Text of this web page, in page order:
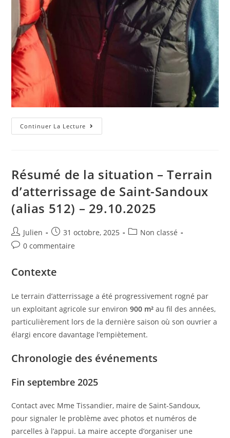
Continuer La Lecture 63
Vol
Résumé de la situation – Terrain
d’atterrissage de Saint-Sandoux
(alias 512) – 29.10.2025
Auteur/autrice
de
Julien
Post
published:
31 octobre, 2025
PostNon classé
Post0 commentaire
Contexte
Le terrain d’atterrissage a été progressivement rogné par
un exploitant agricole sur environ900 m² au fil des années,
particulièrement lors de la dernière saison où son ouvrier a
élargi encore davantage l’empiètement.
Chronologie des événements
Fin septembre 2025
Contact avec Mme Tissandier, maire de Saint-Sandoux,
pour signaler le problème avec photos et numéros de
parcelles à l’appui. La maire accepte d’organiser une